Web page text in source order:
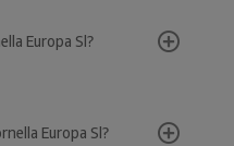
Europa Sl?
Europa Sl?